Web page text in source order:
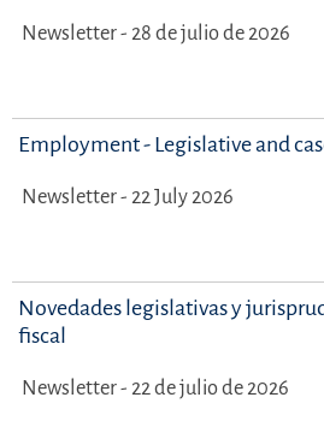
Newsletter - 28 de julio de 2026
Employment - Legislative and
Newsletter - 22 July 2026
Novedades legislativas y
fiscal
Newsletter - 22 de julio de 2026